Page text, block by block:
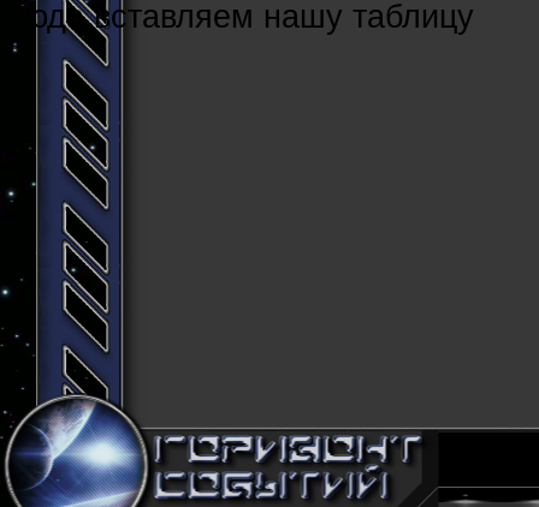
Cюда вставляем нашу таблицу